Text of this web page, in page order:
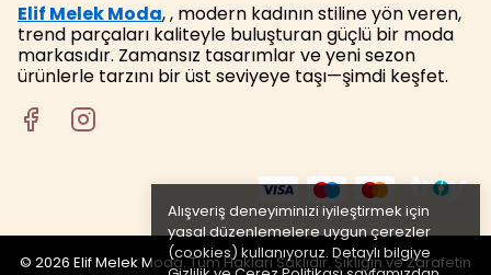
Alışveriş deneyiminizi iyileştirmek için
yasal düzenlemelere uygun çerezler
(cookies) kullanıyoruz. Detaylı bilgiye
Elif Melek Moda, , modern kadının stiline yön veren,
trend parçaları kaliteyle buluşturan güçlü bir moda
markasıdır. Zamansız tasarımlar ve yeni sezon
ürünlerle tarzını bir üst seviyeye taşı—şimdi keşfet.
© 2026 Elif Melek Moda. Tüm Hakları Saklıdır. Şıklığın ve Zarafetin